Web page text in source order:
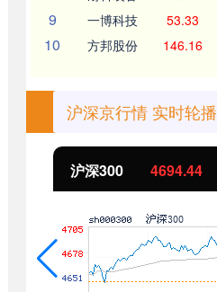
9 一博科技 53.33
10 方邦股份 146.16
沪深京行情 实时轮播
沪深300 4694.44